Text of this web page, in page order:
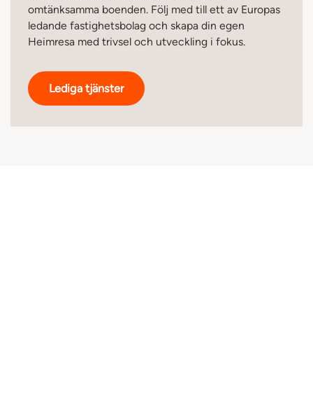
omtänksamma boenden. Följ med till ett av Europas
ledande fastighetsbolag och skapa din egen
Heimresa med trivsel och utveckling i fokus.
Lediga tjänster